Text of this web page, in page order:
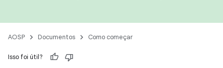
AOSP Documentos Como começar
Isso foi útil?